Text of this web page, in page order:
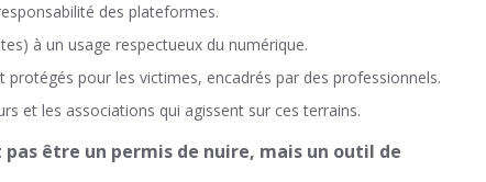
des plateformes.
à un usage respectueux du numérique.
protégés pour les victimes, encadrés par des professionnels.
et les associations qui agissent sur ces terrains.
être un permis de nuire, mais un outil de